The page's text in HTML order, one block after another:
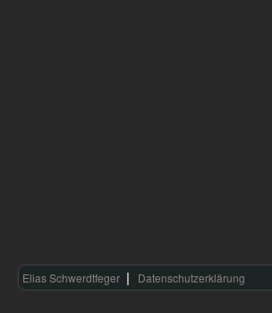
Elias Schwerdtfeger Datenschutzerklärung